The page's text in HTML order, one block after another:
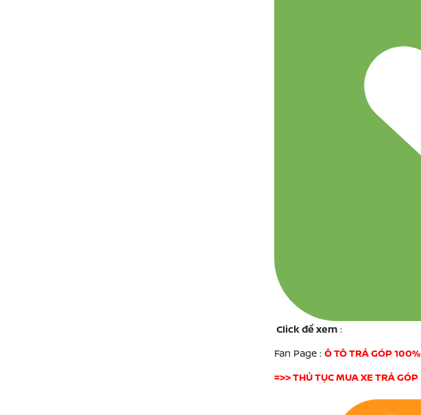
Click để xem :
Fan Page :Ô TÔ TRẢ GÓP 100%
=>> THỦ TỤC MUA XE TRẢ GÓP